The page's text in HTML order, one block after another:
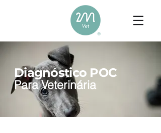
Diagnóstico POC
Para Veterinária